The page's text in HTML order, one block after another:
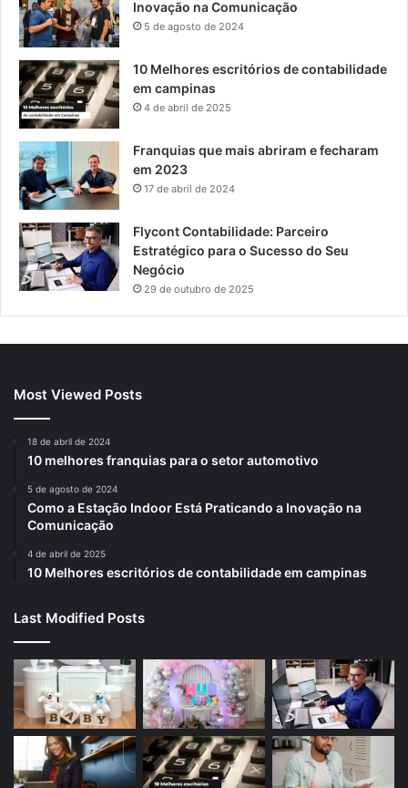
Inovação na Comunicação
5 de agosto de 2024
10 Melhores escritórios de contabilidade
em campinas
4 de abril de 2025
Franquias que mais abriram e fecharam
em 2023
17 de abril de 2024
Flycont Contabilidade: Parceiro
Estratégico para o Sucesso do Seu
Negócio
29 de outubro de 2025
Most Viewed Posts
18 de abril de 2024
10 melhores franquias para o setor automotivo
5 de agosto de 2024
Como a Estação Indoor Está Praticando a Inovação na
Comunicação
4 de abril de 2025
10 Melhores escritórios de contabilidade em campinas
Last Modified Posts